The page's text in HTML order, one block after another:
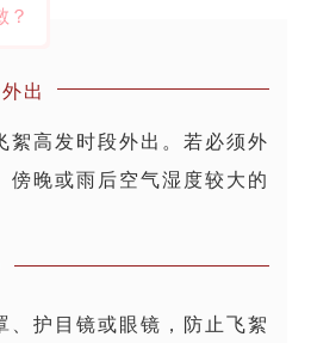
？
出
絮高发时段外出。若必须外
傍晚或雨后空气湿度较大的
、护目镜或眼镜，防止飞絮